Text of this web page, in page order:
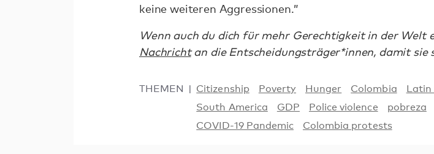
keine weiteren Aggressionen.”
Wenn auch du dich für mehr Gerechtigkeit in der Welt
Nachrichtan die Entscheidungsträger*innen, damit sie
THEMEN Citizenship Poverty Hunger Colombia Latin
South America
GDP Police violence pobreza
COVID-19 Pandemic
Colombia protests